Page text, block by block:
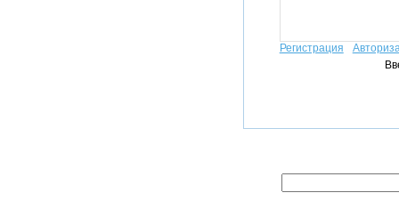
Регистрация